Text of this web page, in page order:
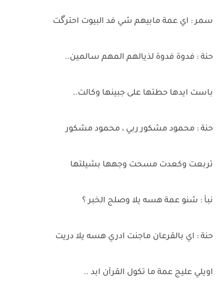
سمر : اي عمة مابيهم شي فد البيوت احترگت
حنة : فدوة فدوة لذيالهم المهم سالمين..
باست ايدها حطتها على جبينها وكالت..
حنة : محمود مشكور ربي ، محمود مشكور
تربعت وكعدت مسحت وجهها بشيلتها
نبأ : شنو عمة هسه يلا وصلج الخبر ؟
حنة : اي بالقرعان ماجنت ادري هسه يلا دريت
اويلي عليج عمة ما تكول القرآن ابد ..